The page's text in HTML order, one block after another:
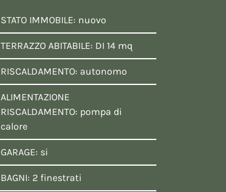
STATO IMMOBILE: nuovo
TERRAZZO ABITABILE: DI 14 mq
RISCALDAMENTO: autonomo
ALIMENTAZIONE
RISCALDAMENTO: pompa di
calore
GARAGE: si
BAGNI: 2 finestrati